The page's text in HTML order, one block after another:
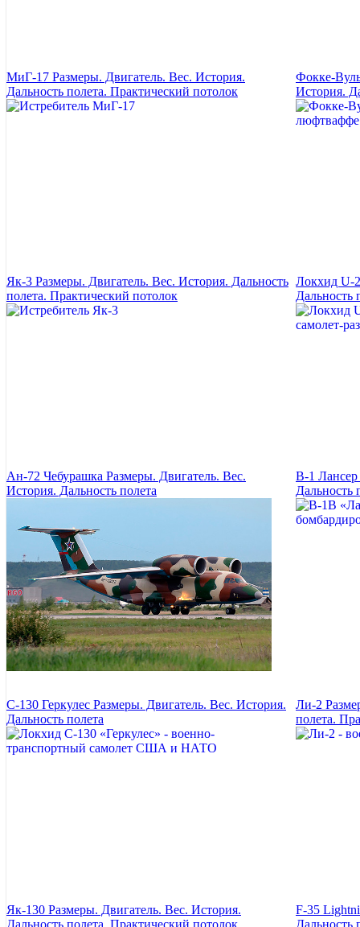
МиГ-17 Размеры. Двигатель. Вес. История.
Дальность полета. Практический потолок
Фокке-
История.
Як-3 Размеры. Двигатель. Вес. История. Дальность
полета. Практический потолок
Локхид U-
Дальность
Ан-72 Чебурашка Размеры. Двигатель. Вес.
История. Дальность полета
B-1
Дальность
C-130 Геркулес Размеры. Двигатель. Вес. История.
Дальность полета
Ли-2
полета.
Як-130 Размеры. Двигатель. Вес. История.
F-35